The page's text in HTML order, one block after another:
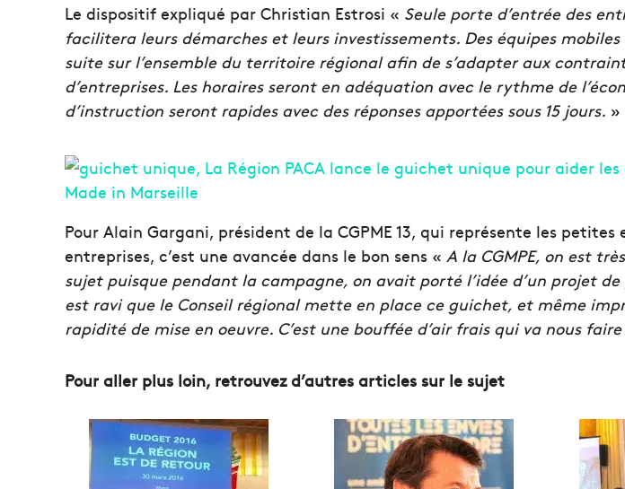
Le dispositif expliqué par Christian Estrosi « Seule porte d’entrée des
facilitera leurs démarches et leurs investissements. Des équipes
suite sur l’ensemble du territoire régional afin de s’adapter aux
d’entreprises. Les horaires seront en adéquation avec le rythme de
d’instruction seront rapides avec des réponses apportées sous 15 jours. »
Pour Alain Gargani, président de la CGPME 13, qui représente les petites
entreprises, c’est une avancée dans le bon sens « A la CGMPE, on est
sujet puisque pendant la campagne, on avait porté l’idée d’un projet
est ravi que le Conseil régional mette en place ce guichet, et même
rapidité de mise en oeuvre. C’est une bouffée d’air frais qui va nous
Pour aller plus loin, retrouvez d’autres articles sur le sujet